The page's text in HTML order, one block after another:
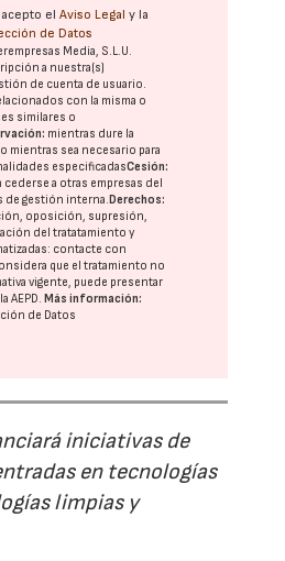
acepto elAviso Legal y la
de Datos
Media, S.L.U.
a nuestra(s)
de cuenta de usuario.
con la misma o
similares o
mientras dure la
mientras sea necesario para
especificadasCesión:
cederse a otras empresas del
de gestión interna.Derechos:
oposición, supresión,
del tratatamiento y
contacte con
que el tratamiento no
vigente, puede presentar
AEPD .Más información:
de Datos
iniciativas de
en tecnologías
limpias y